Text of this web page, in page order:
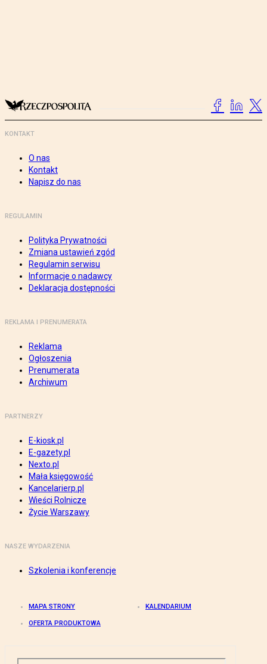
KONTAKT
O nas
Kontakt
Napisz do nas
REGULAMIN
Polityka Prywatności
Zmiana ustawień zgód
Regulamin serwisu
Informacje o nadawcy
Deklaracja dostępności
REKLAMA I PRENUMERATA
Reklama
Ogłoszenia
Prenumerata
Archiwum
PARTNERZY
E-kiosk.pl
E-gazety.pl
Nexto.pl
Mała księgowość
Kancelarierp.pl
Wieści Rolnicze
Życie Warszawy
NASZE WYDARZENIA
Szkolenia i konferencje
MAPA STRONY KALENDARIUM
OFERTA PRODUKTOWA